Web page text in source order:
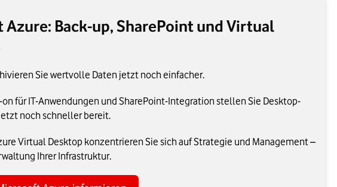
Back-up, SharePoint und Virtual
Sie wertvolle Daten jetzt noch einfacher.
für IT-Anwendungen und SharePoint-Integration stellen Sie Desktop-
noch schneller bereit.
Virtual Desktop konzentrieren Sie sich auf Strategie und Management –
Ihrer Infrastruktur.